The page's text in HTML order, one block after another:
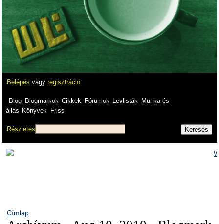
Belépés vagy regisztráció
Blog Blogmarkok Cikkek Fórumok Levlisták
Munka és
állás Könyvek Friss
Részletes
Címlap